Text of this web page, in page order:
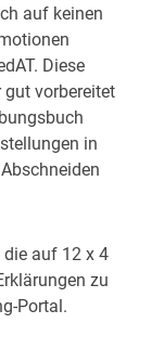
auf keinen
Diese
gut vorbereitet
in
die auf 12 x 4
zu
Portal.